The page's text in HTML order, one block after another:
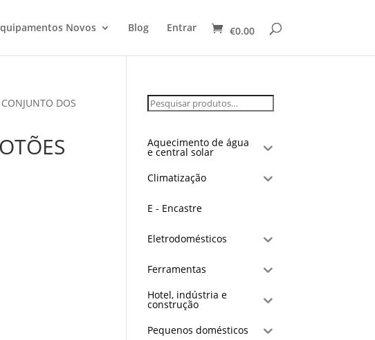
Novos Blog Entrar €0.00
DOS
Aquecimento de água
e central solar
Climatização
E - Encastre
Eletrodomésticos
Ferramentas
Hotel, indústria e
construção
Pequenos domésticos